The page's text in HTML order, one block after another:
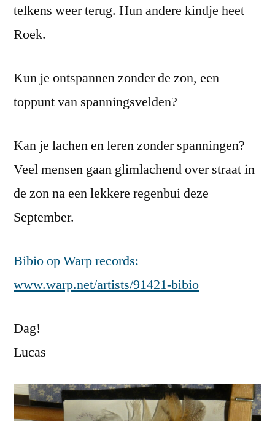
telkens weer terug. Hun andere kindje heet
Roek.
Kun je ontspannen zonder de zon, een
toppunt van spanningsvelden?
Kan je lachen en leren zonder spanningen?
Veel mensen gaan glimlachend over straat in
de zon na een lekkere regenbui deze
September.
Bibio op Warp records:
www.warp.net/artists/91421-bibio
Dag!
Lucas